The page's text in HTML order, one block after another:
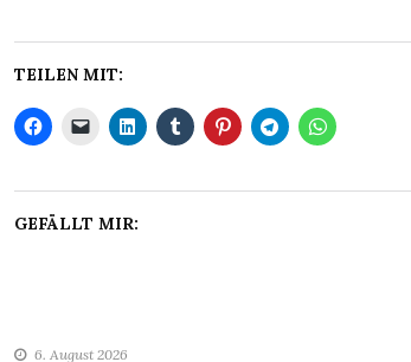
TEILEN MIT:
GEFÄLLT MIR:
6. August 2026